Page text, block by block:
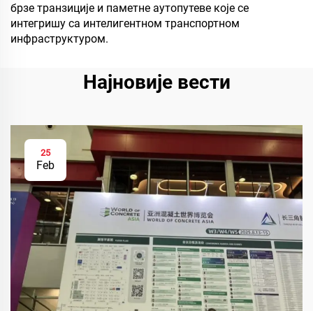
брзе транзиције и паметне аутопутеве које се
интегришу са интелигентном транспортном
инфраструктуром.
Најновије вести
25
Feb